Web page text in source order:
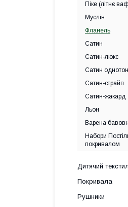
Піке (літнє
Муслін
Фланель
Сатин
Сатин-люкс
Сатин
Сатин-страйп
Сатин-жакард
Льон
Варена
Набори
покривалом
Дитячий
Покривала
Рушники